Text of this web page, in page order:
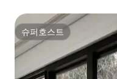
슈퍼호스트
슈퍼호스트